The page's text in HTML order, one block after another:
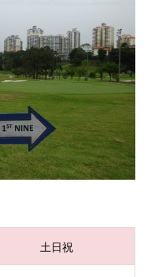
土日祝